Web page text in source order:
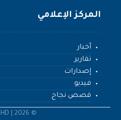
المركز الإعلامي
أخبار
تقارير
إصدارات
فيديو
قصص نجاح
© 2026 | BCFHD